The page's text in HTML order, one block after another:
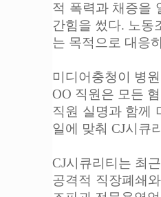
적 폭력과 채증을
간힘을 썼다. 노동
는 목적으로 대응
미디어충청이 병
OO 직원은 모든
직원 실명과 함께
일에 맞춰 CJ시큐
CJ시큐리티는 최
공격적 직장폐쇄